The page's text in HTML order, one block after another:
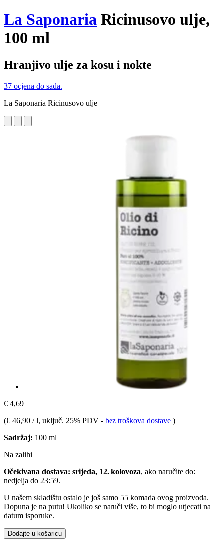
La Saponaria Ricinusovo ulje,
100 ml
Hranjivo ulje za kosu i nokte
37 ocjena do sada.
La Saponaria Ricinusovo ulje
€ 4,69
(€ 46,90 / l, uključ. 25% PDV - bez troškova dostave )
Sadržaj: 100 ml
Na zalihi
Očekivana dostava: srijeda, 12. kolovoza, ako naručite do:
nedjelja do 23:59.
U našem skladištu ostalo je još samo 55 komada ovog proizvoda.
Dopuna je na putu! Ukoliko se naruči više, to bi moglo utjecati na
datum isporuke.
Dodajte u košaricu